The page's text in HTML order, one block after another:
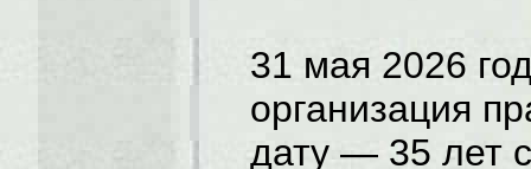
31 мая 2026
организация
дату — 35 лет